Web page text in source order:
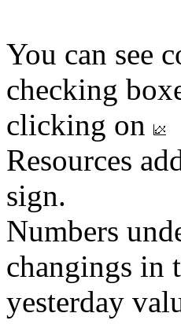
You can see
checking
clicking on
Resources
sign.
Numbers
changings in
yesterday